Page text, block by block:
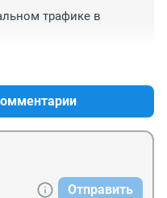
трафике в
Отправить